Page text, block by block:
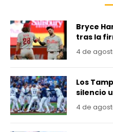
Bryce
tras la
4 de
Los
silencio
4 de